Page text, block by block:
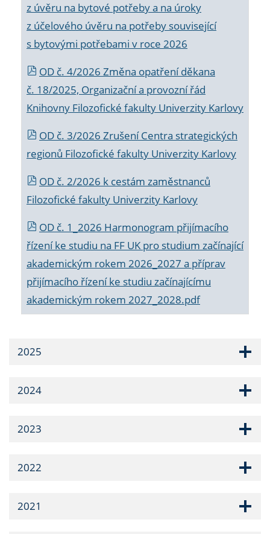
z úvěru na bytové potřeby a na úroky
z účelového úvěru na potřeby související
s bytovými potřebami v roce 2026
OD č. 4/2026 Změna opatření děkana
č. 18/2025, Organizační a provozní řád
Knihovny Filozofické fakulty Univerzity Karlovy
OD č. 3/2026 Zrušení Centra strategických
regionů Filozofické fakulty Univerzity Karlovy
OD č. 2/2026 k cestám zaměstnanců
Filozofické fakulty Univerzity Karlovy
OD č. 1_2026 Harmonogram přijímacího
řízení ke studiu na FF UK pro studium začínající
akademickým rokem 2026_2027 a příprav
přijímacího řízení ke studiu začínajícímu
akademickým rokem 2027_2028.pdf
2025
2024
2023
2022
2021